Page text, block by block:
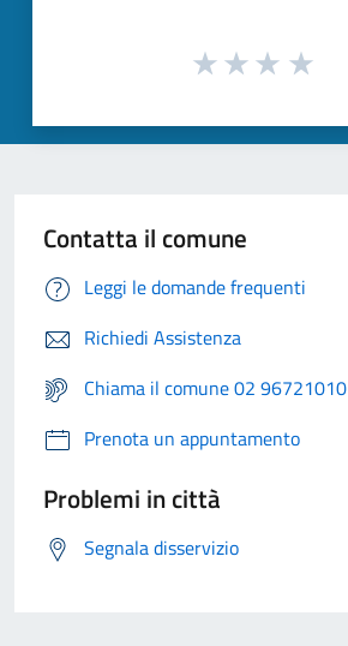
Contatta il comune
Leggi le domande frequenti
Richiedi Assistenza
Chiama il comune 02 96721010
Prenota un appuntamento
Problemi in città
Segnala disservizio